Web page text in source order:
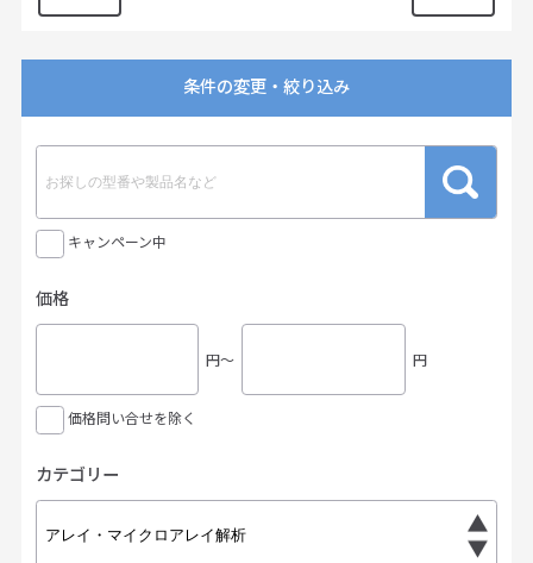
条件の変更・絞り込み
キャンペーン中
価格
円〜 円
価格問い合せを除く
カテゴリー